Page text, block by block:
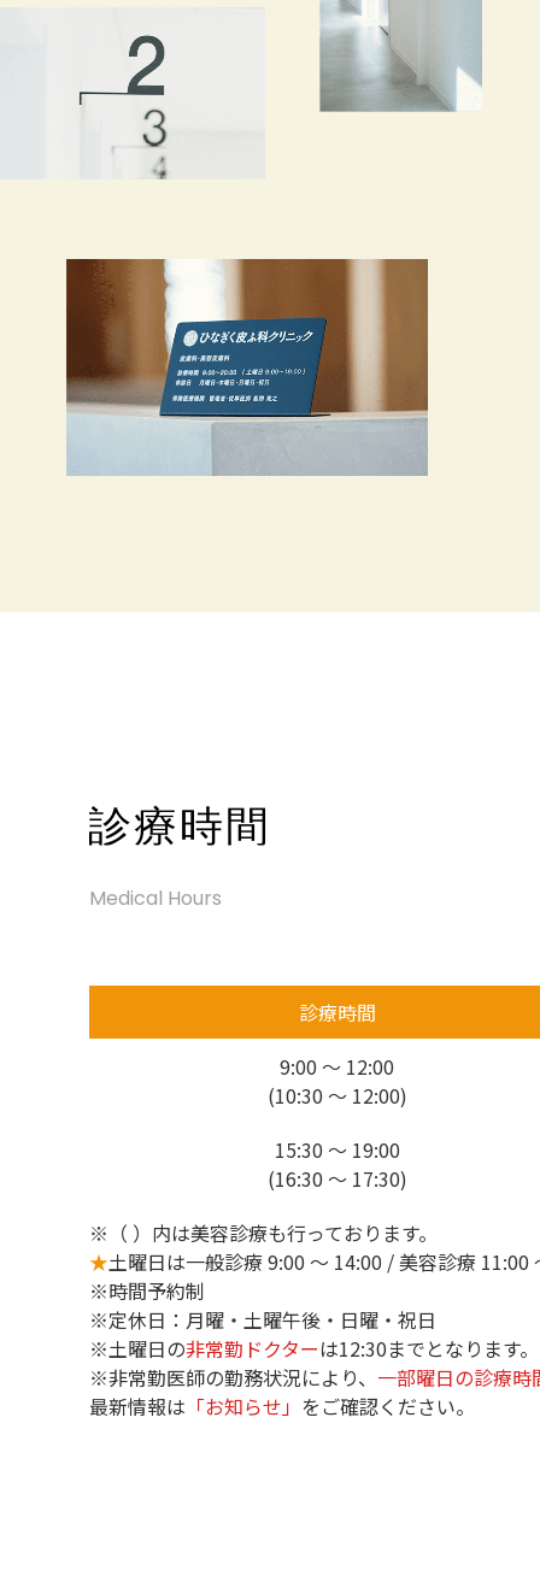
Medical Hours
診療時間
9:00 ～ 12:00
(10:30 ～ 12:00)
15:30 ～ 19:00
(16:30 ～ 17:30)
※（ ）内は美容診療も行っております。
★土曜日は一般診療 9:00 ～ 14:00 / 美容診療 11:00
※時間予約制
※定休日：月曜・土曜午後・日曜・祝日
※土曜日の非常勤ドクターは12:30までとなります。
※非常勤医師の勤務状況により、 一部曜日の診療時
最新情報は 「お知らせ」 をご確認ください。